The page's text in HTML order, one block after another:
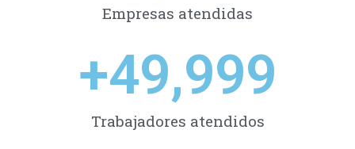
Empresas atendidas
Trabajadores atendidos
+49,999